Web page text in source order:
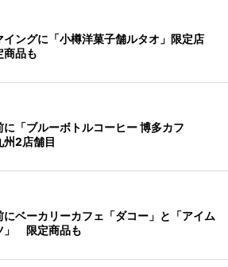
イングに「小樽洋菓子舗ルタオ」限定店
商品も
に「ブルーボトルコーヒー 博多カフ
2店舗目
にベーカリーカフェ「ダコー」と「アイム
」 限定商品も